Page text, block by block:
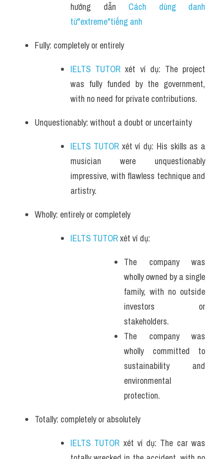
hướng dẫn Cách dùng danh
từ"extreme"tiếng anh
Fully: completely or entirely
IELTS TUTOR xét ví dụ: The project
was fully funded by the government,
with no need for private contributions.
Unquestionably: without a doubt or uncertainty
IELTS TUTOR xét ví dụ: His skills as a
musician were unquestionably
impressive, with flawless technique and
artistry.
Wholly: entirely or completely
IELTS TUTOR xét ví dụ:
The company was
wholly owned by a single
family, with no outside
investors or
stakeholders.
The company was
wholly committed to
sustainability and
environmental
protection.
Totally: completely or absolutely
IELTS TUTOR xét ví dụ: The car was